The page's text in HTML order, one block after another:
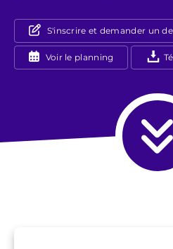
S'inscrire et demander un
Voir le planning